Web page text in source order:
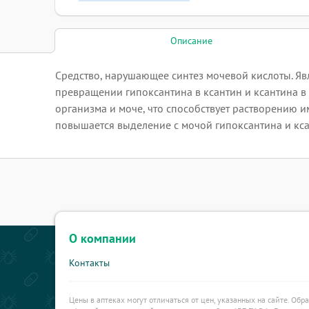
Описание
Средство, нарушающее синтез мочевой кислоты.
превращении гипоксантина в ксантин и ксантина
организма и моче, что способствует
повышается выделение с мочой гипоксантина и
О компании
Контакты
Цены в аптеках могут отличаться от цен, указанных на сайте.